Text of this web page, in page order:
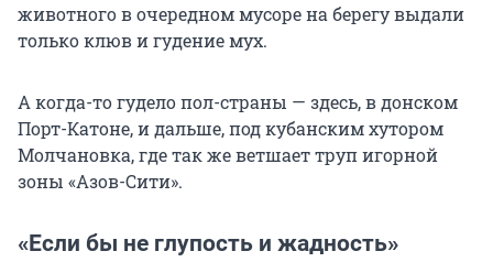
животного в очередном мусоре на берегу выдали
только клюв и гудение мух.
А когда-то гудело пол-страны — здесь, в донском
Порт-Катоне, и дальше, под кубанским хутором
Молчановка, где так же ветшает труп игорной
зоны «Азов-Сити».
«Если бы не глупость и жадность»